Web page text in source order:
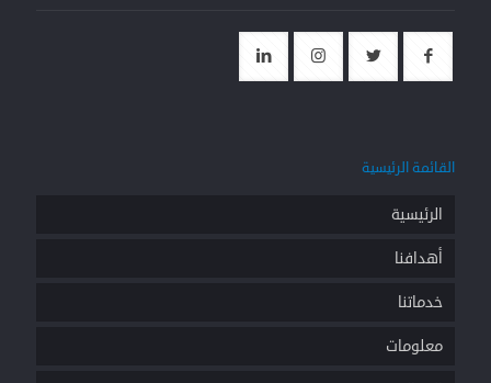
القائمة الرئيسية
الرئيسية
أهدافنا
خدماتنا
معلومات